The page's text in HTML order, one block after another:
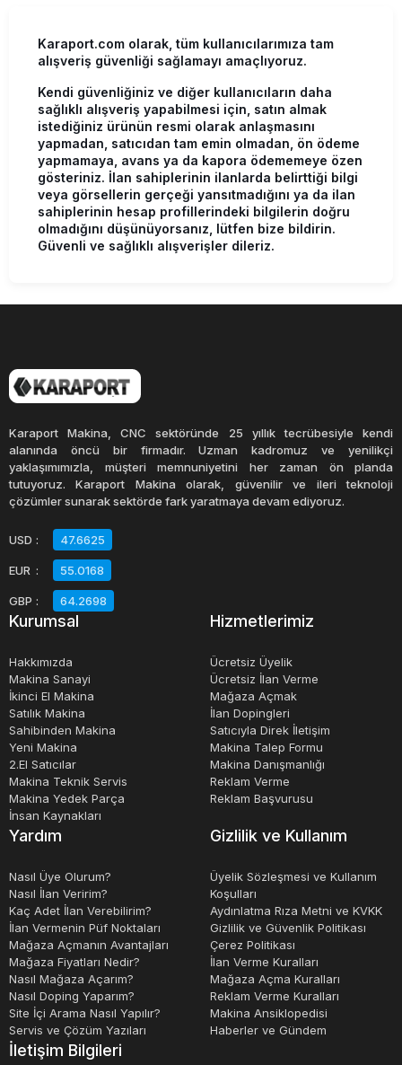
Karaport.com olarak, tüm kullanıcılarımıza tam
alışveriş güvenliği sağlamayı amaçlıyoruz.
Kendi güvenliğiniz ve diğer kullanıcıların daha
sağlıklı alışveriş yapabilmesi için, satın almak
istediğiniz ürünün resmi olarak anlaşmasını
yapmadan, satıcıdan tam emin olmadan, ön ödeme
yapmamaya, avans ya da kapora ödememeye özen
gösteriniz. İlan sahiplerinin ilanlarda belirttiği bilgi
veya görsellerin gerçeği yansıtmadığını ya da ilan
sahiplerinin hesap profillerindeki bilgilerin doğru
olmadığını düşünüyorsanız, lütfen bize bildirin.
Güvenli ve sağlıklı alışverişler dileriz.
Karaport Makina, CNC sektöründe 25 yıllık tecrübesiyle kendi
alanında öncü bir firmadır. Uzman kadromuz ve yenilikçi
yaklaşımımızla, müşteri memnuniyetini her zaman ön planda
tutuyoruz. Karaport Makina olarak, güvenilir ve ileri teknoloji
çözümler sunarak sektörde fark yaratmaya devam ediyoruz.
USD : 47.6625
EUR : 55.0168
GBP : 64.2698
Kurumsal
Hakkımızda
Makina Sanayi
İkinci El Makina
Satılık Makina
Sahibinden Makina
Yeni Makina
2.El Satıcılar
Makina Teknik Servis
Makina Yedek Parça
İnsan Kaynakları
Hizmetlerimiz
Ücretsiz Üyelik
Ücretsiz İlan Verme
Mağaza Açmak
İlan Dopingleri
Satıcıyla Direk İletişim
Makina Talep Formu
Makina Danışmanlığı
Reklam Verme
Reklam Başvurusu
Yardım
Nasıl Üye Olurum?
Nasıl İlan Veririm?
Kaç Adet İlan Verebilirim?
İlan Vermenin Püf Noktaları
Mağaza Açmanın Avantajları
Mağaza Fiyatları Nedir?
Nasıl Mağaza Açarım?
Nasıl Doping Yaparım?
Site İçi Arama Nasıl Yapılır?
Servis ve Çözüm Yazıları
Gizlilik ve Kullanım
Üyelik Sözleşmesi ve Kullanım
Koşulları
Aydınlatma Rıza Metni ve KVKK
Gizlilik ve Güvenlik Politikası
Çerez Politikası
İlan Verme Kuralları
Mağaza Açma Kuralları
Reklam Verme Kuralları
Makina Ansiklopedisi
Haberler ve Gündem
İletişim Bilgileri